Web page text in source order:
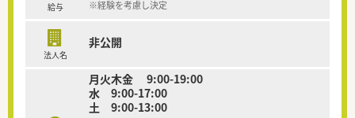
給与 ※経験を考慮し決定
法人名
非公開
月火木金 9:00-19:00
水 9:00-17:00
土 9:00-13:00